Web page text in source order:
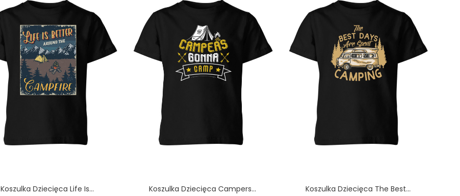
Koszulka Dziecięca Life Is... Koszulka Dziecięca Campers... Koszulka Dziecięca The Best...